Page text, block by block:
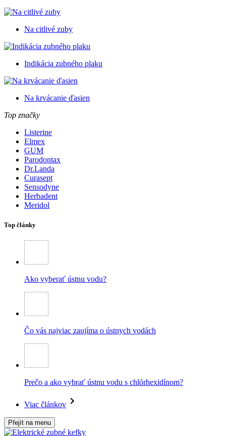
Na citlivé zuby
Indikácia zubného plaku
Na krvácanie ďasien
Top značky
Listerine
Elmex
GUM
Parodontax
Dr.Landa
Curasept
Sensodyne
Herbadent
Meridol
Top články
Ako vyberať ústnu vodu?
Čo vás najviac zaujíma o ústnych vodách
Prečo a ako vybrať ústnu vodu s chlórhexidínom?
Viac článkov
Přejít na menu